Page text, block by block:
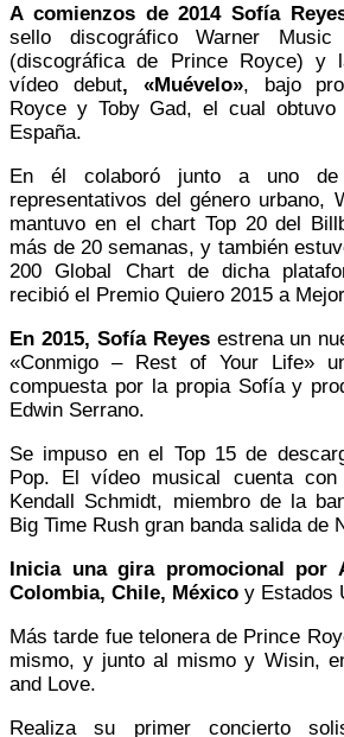
A comienzos de 2014 Sofía
sello discográfico Warner
(discográfica de Prince Royce) y
vídeo debut, «Muévelo», bajo
Royce y Toby Gad, el cual
España.
En él colaboró junto a uno
representativos del género urbano,
mantuvo en el chart Top 20 del
más de 20 semanas, y también
200 Global Chart de dicha
recibió el Premio Quiero 2015 a
En 2015, Sofía Reyesestrena un
«Conmigo – Rest of Your Life»
compuesta por la propia Sofía y
Edwin Serrano.
Se impuso en el Top 15 de
Pop. El vídeo musical cuenta
Kendall Schmidt, miembro de la
Big Time Rush gran banda salida de
Inicia una gira promocional por
Colombia, Chile, México y Estados
Más tarde fue telonera de Prince
mismo, y junto al mismo y Wisin,
and Love.
Realiza su primer concierto